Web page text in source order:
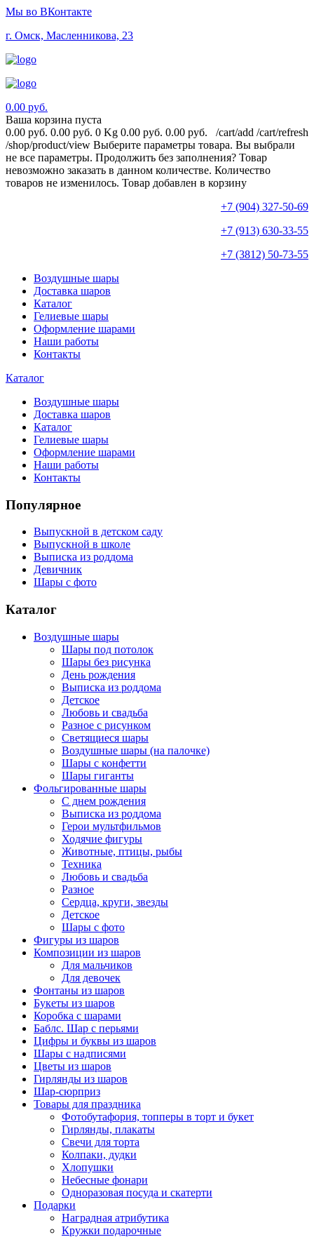
Мы во ВКонтакте
г. Омск, Масленникова, 23
0.00 руб.
Ваша корзина пуста
0.00 руб. 0.00 руб. 0 Kg 0.00 руб. 0.00 руб. /cart/add /cart/refresh
/shop/product/view Выберите параметры товара. Вы выбрали
не все параметры. Продолжить без заполнения? Товар
невозможно заказать в данном количестве. Количество
товаров не изменилось. Товар добавлен в корзину
+7 (904) 327-50-69
+7 (913) 630-33-55
+7 (3812) 50-73-55
Воздушные шары
Доставка шаров
Каталог
Гелиевые шары
Оформление шарами
Наши работы
Контакты
Каталог
Воздушные шары
Доставка шаров
Каталог
Гелиевые шары
Оформление шарами
Наши работы
Контакты
Популярное
Выпускной в детском саду
Выпускной в школе
Выписка из роддома
Девичник
Шары с фото
Каталог
Воздушные шары
Шары под потолок
Шары без рисунка
День рождения
Выписка из роддома
Детское
Любовь и свадьба
Разное с рисунком
Светящиеся шары
Воздушные шары (на палочке)
Шары с конфетти
Шары гиганты
Фольгированные шары
С днем рождения
Выписка из роддома
Герои мультфильмов
Ходячие фигуры
Животные, птицы, рыбы
Техника
Любовь и свадьба
Разное
Сердца, круги, звезды
Детское
Шары с фото
Фигуры из шаров
Композиции из шаров
Для мальчиков
Для девочек
Фонтаны из шаров
Букеты из шаров
Коробка с шарами
Баблс. Шар с перьями
Цифры и буквы из шаров
Шары с надписями
Цветы из шаров
Гирлянды из шаров
Шар-сюрприз
Товары для праздника
Фотобутафория, топперы в торт и букет
Гирлянды, плакаты
Свечи для торта
Колпаки, дудки
Хлопушки
Небесные фонари
Одноразовая посуда и скатерти
Подарки
Наградная атрибутика
Кружки подарочные